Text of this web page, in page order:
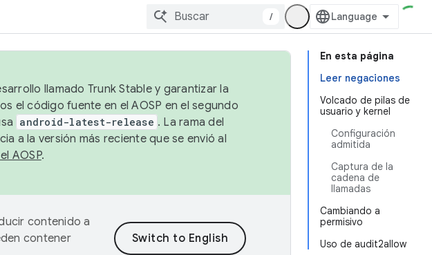
/
En esta página
Leer negaciones
Volcado de pilas de
usuario y kernel
Configuración
admitida
Captura de la
cadena de
llamadas
Cambiando a
permisivo
Uso de audit2allow
llamado Trunk Stable y garantizar la
el código fuente en el AOSP en el segundo
android-latest-release . La rama del
a la versión más reciente que se envió al
AOSP.
contenido a
contener